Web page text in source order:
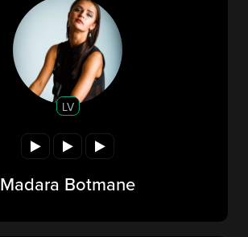
LV
Madara Botmane